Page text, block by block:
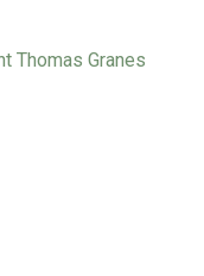
Thomas Granes